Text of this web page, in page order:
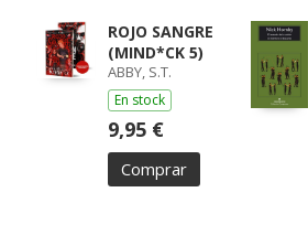
ROJO SANGRE
(MIND*CK 5)
ABBY, S.T.
En stock
9,95 €
Comprar